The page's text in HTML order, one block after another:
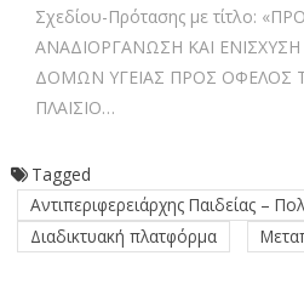
Σχεδίου-Πρότασης με τίτλο:
ΑΝΑΔΙΟΡΓΑΝΩΣΗ ΚΑΙ
ΔΟΜΩΝ ΥΓΕΙΑΣ ΠΡΟΣ ΟΦΕΛΟΣ
ΠΛΑΙΣΙΟ…
Tagged
Αντιπεριφερειάρχης Παιδείας –
Διαδικτυακή πλατφόρμα